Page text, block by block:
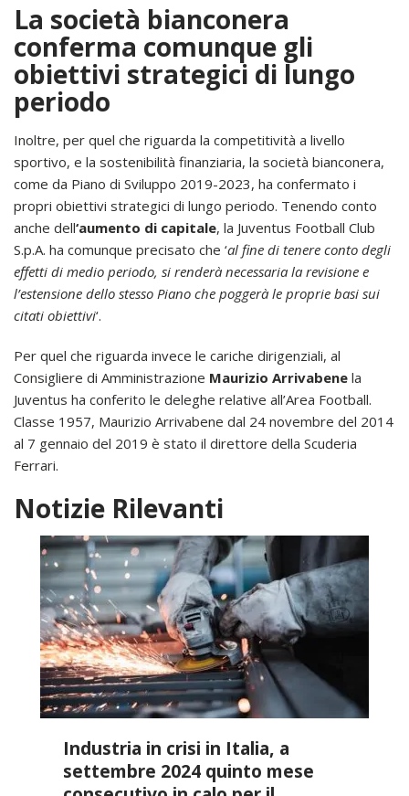
La società bianconera
conferma comunque gli
obiettivi strategici di lungo
periodo
Inoltre, per quel che riguarda la competitività a livello
sportivo, e la sostenibilità finanziaria, la società bianconera,
come da Piano di Sviluppo 2019-2023, ha confermato i
propri obiettivi strategici di lungo periodo. Tenendo conto
anche dell‘aumento di capitale, la Juventus Football Club
S.p.A. ha comunque precisato che ‘al fine di tenere conto degli
effetti di medio periodo, si renderà necessaria la revisione e
l’estensione dello stesso Piano che poggerà le proprie basi sui
citati obiettivi‘.
Per quel che riguarda invece le cariche dirigenziali, al
Consigliere di Amministrazione Maurizio Arrivabene la
Juventus ha conferito le deleghe relative all’Area Football.
Classe 1957, Maurizio Arrivabene dal 24 novembre del 2014
al 7 gennaio del 2019 è stato il direttore della Scuderia
Ferrari.
Notizie Rilevanti
Industria in crisi in Italia, a
settembre 2024 quinto mese